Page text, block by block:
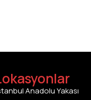
Anadolu Yakası